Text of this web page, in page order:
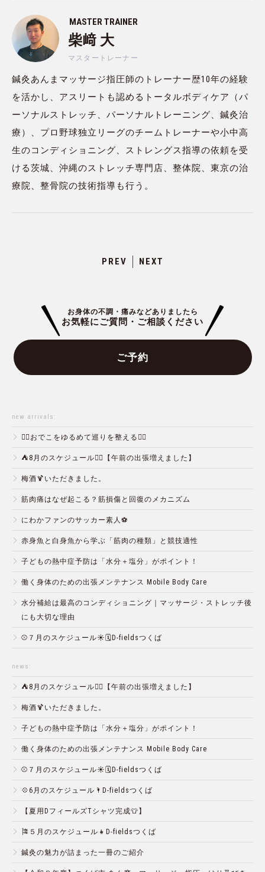
MASTER TRAINER
柴﨑 大
マスタートレーナー
鍼灸あんまマッサージ指圧師のトレーナー歴10年の経験
を活かし、アスリートも認めるトータルボディケア（パ
ーソナルストレッチ、パーソナルトレーニング、鍼灸治
療）、プロ野球独立リーグのチームトレーナーや小中高
生のコンディショニング、ストレングス指導の依頼を受
ける茨城、沖縄のストレッチ専門店、整体院、東京の治
療院、整骨院の技術指導も行う。
PREV NEXT
お身体の不調・痛みなどありましたら
お気軽にご質問・ご相談ください
ご予約
new arrivals:
💆‍♀️おでこをゆるめて巡りを整える💆‍♂️
⛺️8月のスケジュール🏄‍♂️【午前の出張増えました】
梅酒🍹いただきました。
筋肉痛はなぜ起こる？筋損傷と回復のメカニズム
にわかファンのサッカー素人⚽️
赤身魚と白身魚から学ぶ「筋肉の種類」と競技適性
子どもの熱中症予防は「水分＋塩分」がポイント！
働く身体のための出張メンテナンス Mobile Body Care
水分補給は最高のコンディショニング｜マッサージ・ストレッチ後
にも大切な理由
⚾️７月のスケジュール☀️🗓D-fieldsつくば
news:
⛺️8月のスケジュール🏄‍♂️【午前の出張増えました】
梅酒🍹いただきました。
子どもの熱中症予防は「水分＋塩分」がポイント！
働く身体のための出張メンテナンス Mobile Body Care
⚾️７月のスケジュール☀️🗓D-fieldsつくば
💠6月のスケジュール🌂D-fieldsつくば
【夏用DフィールズTシャツ完成👕】
🎏５月のスケジュール👧D-fieldsつくば
鍼灸の魅力が詰まった一冊のご紹介